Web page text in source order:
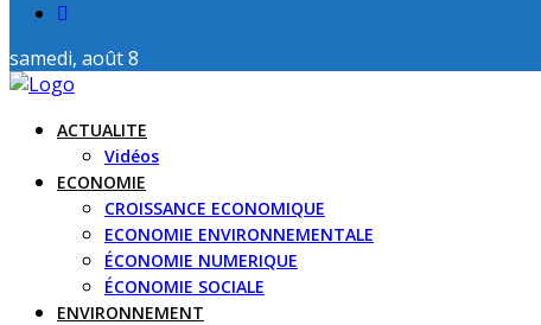
samedi, août 8
ACTUALITE
Vidéos
ECONOMIE
CROISSANCE ECONOMIQUE
ECONOMIE ENVIRONNEMENTALE
ÉCONOMIE NUMERIQUE
ÉCONOMIE SOCIALE
ENVIRONNEMENT